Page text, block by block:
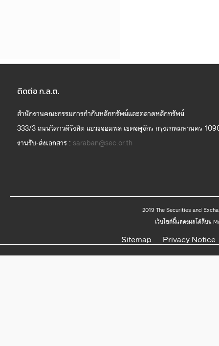
ติดต่อ ก.ล.ต.
สำนักงานคณะกรรมการกำกับหลักทรัพย์และตลาดหลักทรัพย์
333/3 ถนนวิภาวดีรังสิต แขวงจอมพล เขตจตุจักร กรุงเทพมหานคร
งานรับ-ส่งเอกสาร : saraban@sec.or.th
2019
เว็บไซต์นี้แสดงผลได้ดีบน
Sitemap Privacy Notice